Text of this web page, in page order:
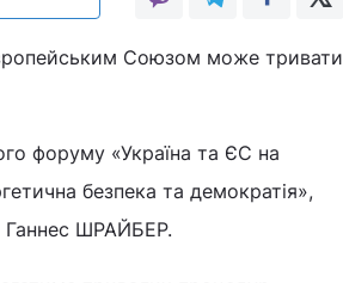
Союзом може тривати
форуму «Україна та ЄС на
безпека та демократія»,
Ганнес ШРАЙБЕР.